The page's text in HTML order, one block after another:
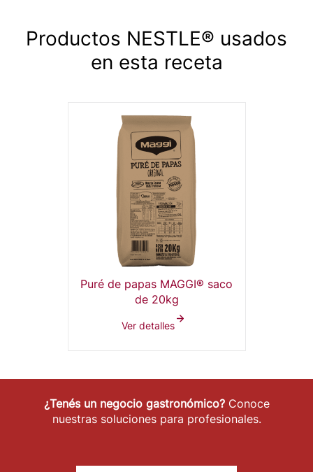
Productos NESTLE® usados
en esta receta
Puré de papas MAGGI® saco
de 20kg
Ver detalles
¿Tenés un negocio gastronómico?Conoce
nuestras soluciones para profesionales.